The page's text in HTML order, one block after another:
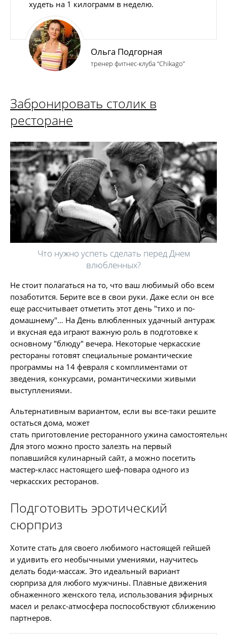
худеть на 1 килограмм в неделю.
Ольга Подгорная
тренер фитнес-клуба “Chikago”
Забронировать столик в
ресторане
Что нужно успеть сделать перед Днем
влюбленных?
Не стоит полагаться на то, что ваш любимый обо всем
позаботится. Берите все в свои руки. Даже если он все
еще рассчитывает отметить этот день "тихо и по-
домашнему"… На День влюбленных удачный антураж
и вкусная еда играют важную роль в подготовке к
основному "блюду" вечера. Некоторые черкасские
рестораны готовят специальные романтические
программы на 14 февраля с комплиментами от
зведения, конкурсами, романтическими живыми
выступлениями.
Альтернативным вариантом, если вы все-таки решите
остаться дома, может
стать приготовление ресторанного ужина
Для этого можно просто залезть на первый
попавшийся кулинарный сайт, а можно посетить
мастер-класс настоящего шеф-повара одного из
черкасских ресторанов.
Подготовить эротический
сюрприз
Хотите стать для своего любимого настоящей гейшей
и удивить его необычными умениями, научитесь
делать боди-массаж. Это идеальный вариант
сюрприза для любого мужчины. Плавные движения
обнаженного женского тела, использования эфирных
масел и релакс-атмосфера поспособствуют сближению
партнеров.